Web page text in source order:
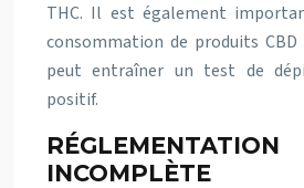
THC. Il est également
consommation de produits
peut entraîner un test de
positif.
RÉGLEMENTATION
INCOMPLÈTE